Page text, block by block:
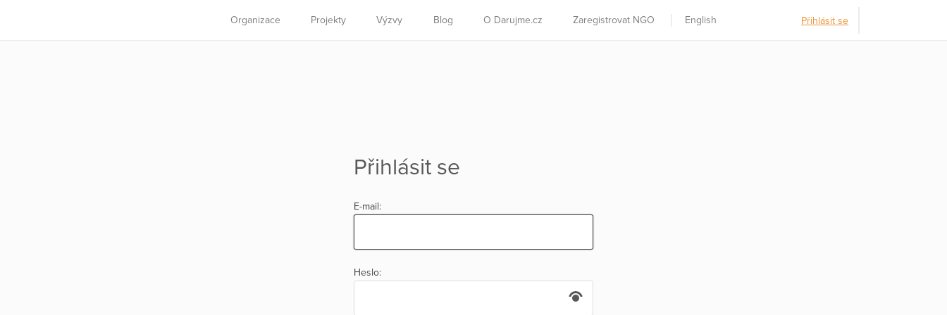
Organizace Projekty Výzvy Blog O Darujme.cz Zaregistrovat NGO English Přihlásit se
Přihlásit se
E-mail:
Heslo: